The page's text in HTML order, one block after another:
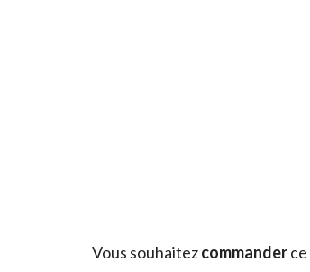
Vous souhaitezcommanderce